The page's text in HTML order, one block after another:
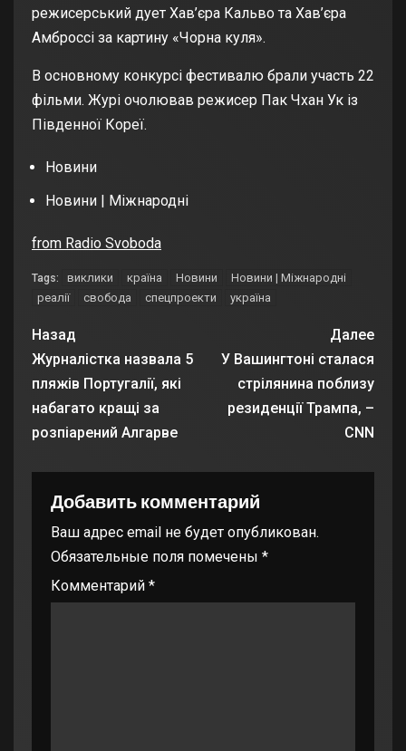
режисерський дует Хав’єра Кальво та Хав’єра
Амброссі за картину «Чорна куля».
В основному конкурсі фестивалю брали участь 22
фільми. Журі очолював режисер Пак Чхан Ук із
Південної Кореї.
Новини
Новини | Міжнародні
from Radio Svoboda
Tags: виклики країна Новини
Новини | Міжнародні
реалії
свобода спецпроекти україна
Назад
Журналістка назвала 5
пляжів Португалії, які
набагато кращі за
розпіарений Алгарве
Далее
У Вашингтоні сталася
стрілянина поблизу
резиденції Трампа, –
CNN
Добавить комментарий
Ваш адрес email не будет опубликован.
Обязательные поля помечены *
Комментарий *